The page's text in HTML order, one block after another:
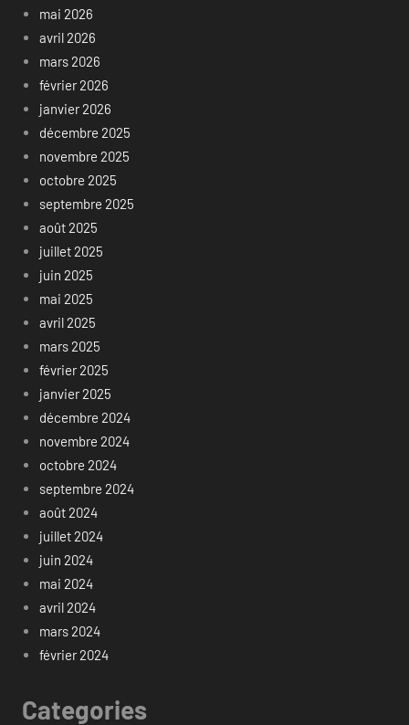
mai 2026
avril 2026
mars 2026
février 2026
janvier 2026
décembre 2025
novembre 2025
octobre 2025
septembre 2025
août 2025
juillet 2025
juin 2025
mai 2025
avril 2025
mars 2025
février 2025
janvier 2025
décembre 2024
novembre 2024
octobre 2024
septembre 2024
août 2024
juillet 2024
juin 2024
mai 2024
avril 2024
mars 2024
février 2024
Categories